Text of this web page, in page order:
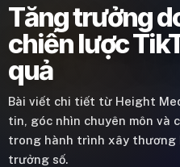
Tăng trưởng
chiến lược
quả
Bài viết chi tiết từ Height
tin, góc nhìn chuyên môn và
trong hành trình xây thương
trưởng số.